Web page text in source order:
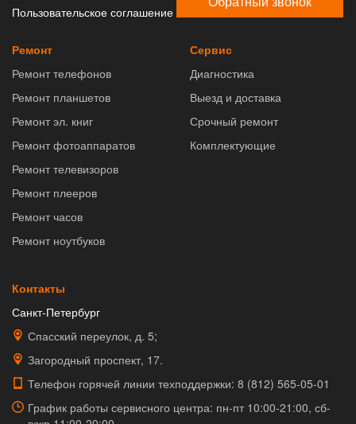
Пользовательское соглашение
Ремонт
Ремонт телефонов
Ремонт планшетов
Ремонт эл. книг
Ремонт фотоаппаратов
Ремонт телевизоров
Ремонт плееров
Ремонт часов
Ремонт ноутбуков
Сервис
Диагностика
Выезд и доставка
Срочный ремонт
Комплектующие
Контакты
Санкт-Петербург
Спасский переулок, д. 5;
Загородный проспект, 17.
Телефон горячей линии техподдержки: 8 (812) 565-05-01
График работы сервисного центра: пн-пт 10:00-21:00, сб-